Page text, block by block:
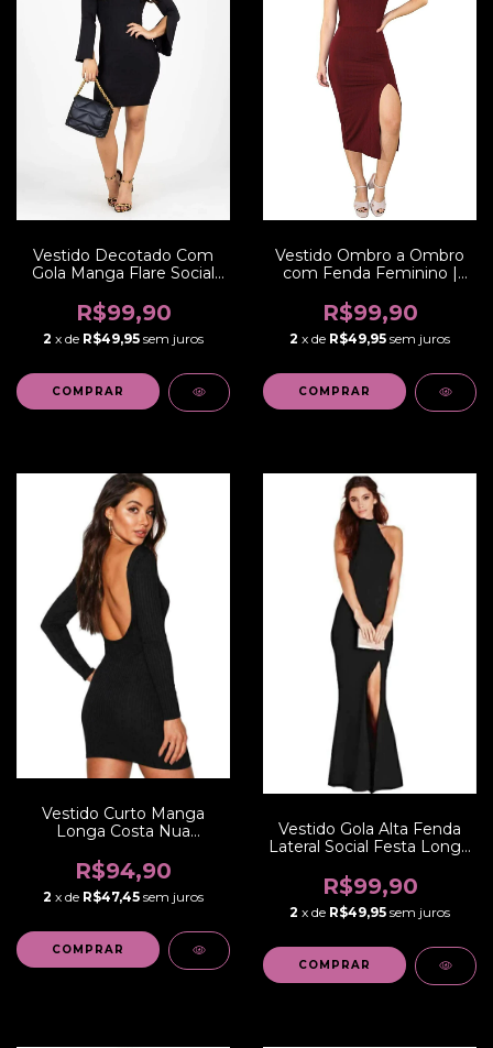
Vestido Decotado Com
Gola Manga Flare Social
R$99,90
2 x de R$49,95 sem juros
COMPRAR
Vestido Ombro a Ombro
com Fenda Feminino |
R$99,90
2 x de R$49,95 sem juros
COMPRAR
Vestido Curto Manga
Longa Costa Nua
NCR0008
R$94,90
2 x de R$47,45 sem juros
COMPRAR
Vestido Gola Alta Fenda
Lateral Social Festa Longo
R$99,90
2 x de R$49,95 sem juros
COMPRAR